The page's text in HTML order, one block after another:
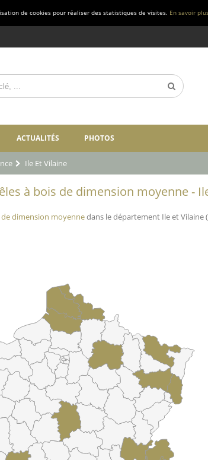
de cookies pour réaliser des statistiques de visites. En savoir
ACTUALITÉS PHOTOS
Ile Et Vilaine
à bois de dimension moyenne -
dimension moyennedans le département Ile et Vilaine